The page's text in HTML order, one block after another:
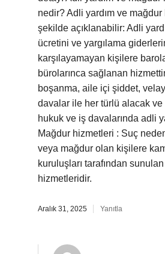
nedir? Adli yardım ve
şekilde açıklanabilir: Adli
ücretini ve yargılama
karşılayamayan kişilere
bürolarınca sağlanan
boşanma, aile içi şiddet,
davalar ile her türlü alacak
hukuk ve iş davalarında adli
Mağdur hizmetleri : Suç
veya mağdur olan kişilere
kuruluşları tarafından
hizmetleridir.
Aralık 31, 2025 Yanıtla